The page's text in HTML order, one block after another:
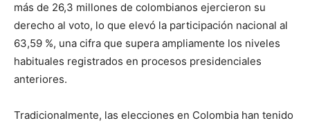
más de 26,3 millones de colombianos ejercieron su
derecho al voto, lo que elevó la participación nacional al
63,59 %, una cifra que supera ampliamente los niveles
habituales registrados en procesos presidenciales
anteriores.
Tradicionalmente, las elecciones en Colombia han tenido